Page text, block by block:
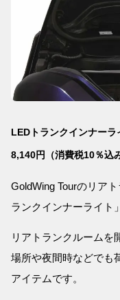
LEDトランクインナー
8,140円（消費税10％込
GoldWing Tourのリア
ランクインナーライト
リアトランクルームを
場所や夜間時などでも
アイテムです。